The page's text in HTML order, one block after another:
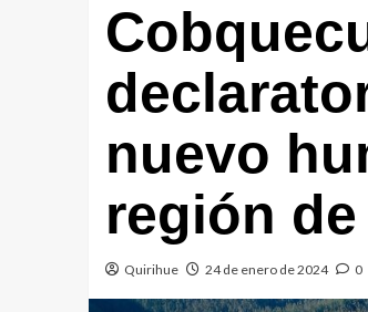
nuevo
región
Quirihue 24 de enero de 2024 0